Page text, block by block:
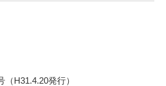
H31.4.20発行）